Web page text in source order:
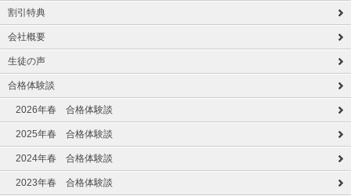
割引特典
会社概要
生徒の声
合格体験談
2026年春 合格体験談
2025年春 合格体験談
2024年春 合格体験談
2023年春 合格体験談